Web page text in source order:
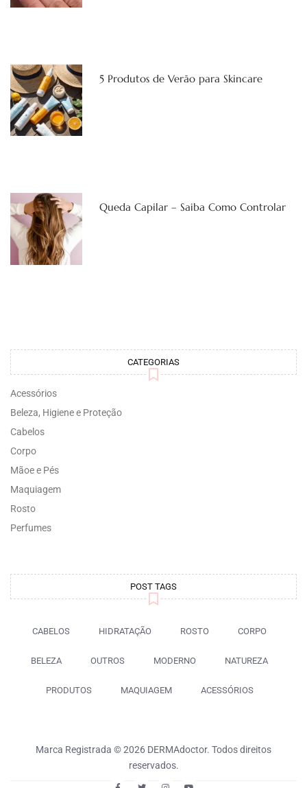
5 Produtos de Verão para Skincare
Queda Capilar – Saiba Como Controlar
CATEGORIAS
Acessórios
Beleza, Higiene e Proteção
Cabelos
Corpo
Mãoe e Pés
Maquiagem
Rosto
Perfumes
POST TAGS
CABELOS HIDRATAÇÃO ROSTO CORPO
BELEZA OUTROS MODERNO NATUREZA
PRODUTOS MAQUIAGEM ACESSÓRIOS
Marca Registrada © 2026 DERMAdoctor. Todos direitos
reservados.